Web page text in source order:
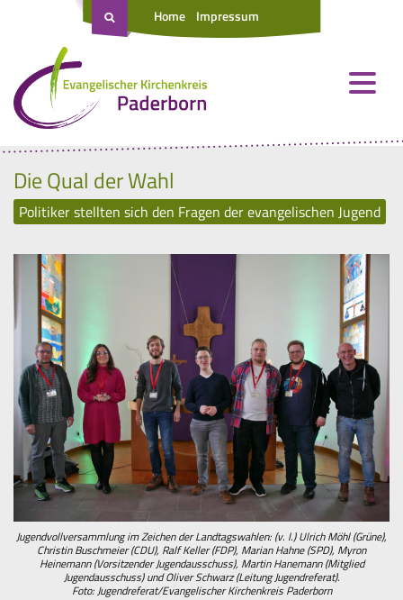
Home Impressum
Die Qual der Wahl
Politiker stellten sich den Fragen der evangelischen Jugend
Jugendvollversammlung im Zeichen der Landtagswahlen: (v. l.) Ulrich Möhl (Grüne),
Christin Buschmeier (CDU), Ralf Keller (FDP), Marian Hahne (SPD), Myron
Heinemann (Vorsitzender Jugendausschuss), Martin Hanemann (Mitglied
Jugendausschuss) und Oliver Schwarz (Leitung Jugendreferat).
Foto: Jugendreferat/Evangelischer Kirchenkreis Paderborn